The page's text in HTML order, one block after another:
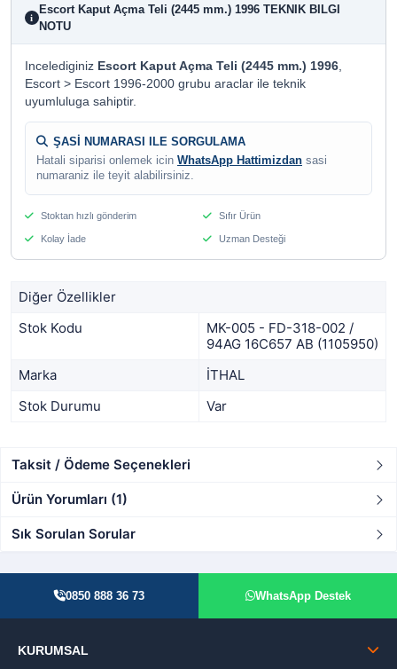
i
Escort Kaput Açma Teli (2445 mm.) 1996 TEKNIK BILGI
NOTU
Incelediginiz Escort Kaput Açma Teli (2445 mm.) 1996,
Escort > Escort 1996-2000 grubu araclar ile teknik
uyumluluga sahiptir.
ŞASİ NUMARASI ILE SORGULAMA
Hatali siparisi onlemek icin WhatsApp Hattimizdan sasi
numaraniz ile teyit alabilirsiniz.
Stoktan hızlı gönderim Sıfır Ürün
Kolay İade Uzman Desteği
Diğer Özellikler
Stok Kodu
MK-005 - FD-318-002 /
94AG 16C657 AB (1105950)
Marka
İTHAL
Stok Durumu
Var
Taksit / Ödeme Seçenekleri
Ürün Yorumları (1)
Sık Sorulan Sorular
0850 888 36 73 WhatsApp Destek
KURUMSAL